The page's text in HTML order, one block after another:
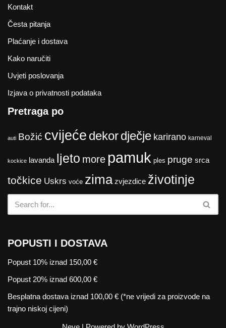
Kontakt
Česta pitanja
Plaćanje i dostava
Kako naručiti
Uvjeti poslovanja
Izjava o privatnosti podataka
Pretraga po
auti Božić cvijeće dekordječje karirano karneval
kockice lavanda ljeto more pamuk ples pruge srca
točkice Uskrs voće zima zvjezdice životinje
POPUSTI I DOSTAVA
Popust 10% iznad 150,00 €
Popust 20% iznad 600,00 €
Besplatna dostava iznad 100,00 € (*ne vrijedi za proizvode na
trajno niskoj cijeni)